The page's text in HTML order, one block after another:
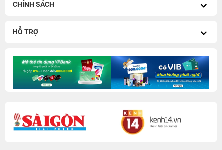
CHÍNH SÁCH
HỖ TRỢ